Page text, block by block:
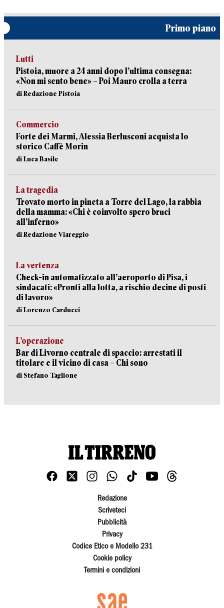
Primo piano
Lutti
Pistoia, muore a 24 anni dopo l’ultima consegna:
«Non mi sento bene» – Poi Mauro crolla a terra
di Redazione Pistoia
Commercio
Forte dei Marmi, Alessia Berlusconi acquista lo
storico Caffè Morin
di Luca Basile
La tragedia
Trovato morto in pineta a Torre del Lago, la rabbia
della mamma: «Chi è coinvolto spero bruci
all’inferno»
di Redazione Viareggio
La vertenza
Check-in automatizzato all’aeroporto di Pisa, i
sindacati: «Pronti alla lotta, a rischio decine di posti
di lavoro»
di Lorenzo Carducci
L’operazione
Bar di Livorno centrale di spaccio: arrestati il
titolare e il vicino di casa – Chi sono
di Stefano Taglione
Redazione
Scriveteci
Pubblicità
Privacy
Codice Etico e Modello 231
Cookie policy
Termini e condizioni